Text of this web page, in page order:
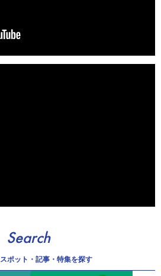
Search
スポット・記事・特集を探す